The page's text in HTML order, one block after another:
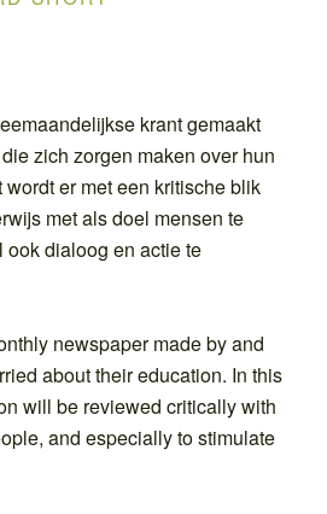
krant gemaakt
zich zorgen maken over hun
er met een kritische blik
met als doel mensen te
ook dialoog en actie te
newspaper made by and
about their education. In this
will be reviewed critically with
and especially to stimulate